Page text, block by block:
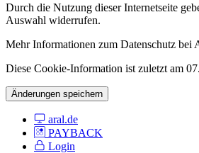
Durch die Nutzung dieser Internetseite
Auswahl widerrufen.
Mehr Informationen zum Datenschutz bei
Diese Cookie-Information ist zuletzt am
Änderungen speichern
aral.de
PAYBACK
Login